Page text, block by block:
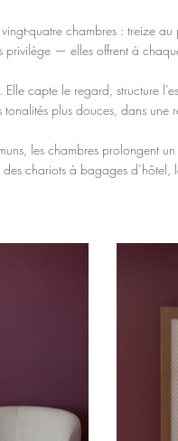
quatre chambres : treize
privilège — elles offrent à
capte le regard, structure
tonalités plus douces, dans
les chambres prolongent
des chariots à bagages